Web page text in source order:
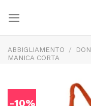
content
ABBIGLIAMENTO /
MANICA CORTA
-10%